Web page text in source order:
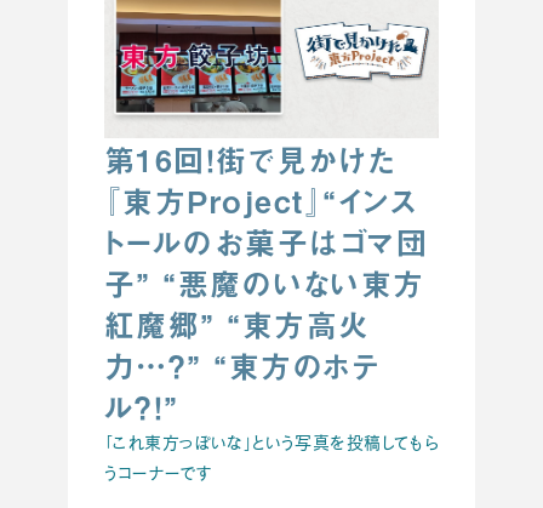
第16回！街で見かけた
『東方Project』“インス
トールのお菓子はゴマ団
子” “悪魔のいない東方
紅魔郷” “東方高火
力…？” “東方のホテ
ル？！”
「これ東方っぽいな」という写真を投稿してもら
うコーナーです